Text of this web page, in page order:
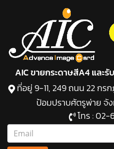
AIC ขายกระดาษสีA4 และ
ที่อยู่ 9-11, 249 ถนน 22 กร
ป้อมปราบศัตรูพ่าย จั
โทร :02-